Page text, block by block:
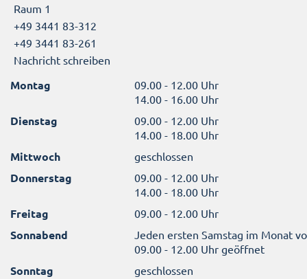
Raum 1
+49 3441 83-312
+49 3441 83-261
Nachricht schreiben
Montag
09.00 - 12.00 Uhr
14.00 - 16.00 Uhr
Dienstag
09.00 - 12.00 Uhr
14.00 - 18.00 Uhr
Mittwoch geschlossen
Donnerstag
09.00 - 12.00 Uhr
14.00 - 18.00 Uhr
Freitag 09.00 - 12.00 Uhr
Sonnabend
Jeden ersten Samstag im Monat
09.00 - 12.00 Uhr geöffnet
Sonntag geschlossen